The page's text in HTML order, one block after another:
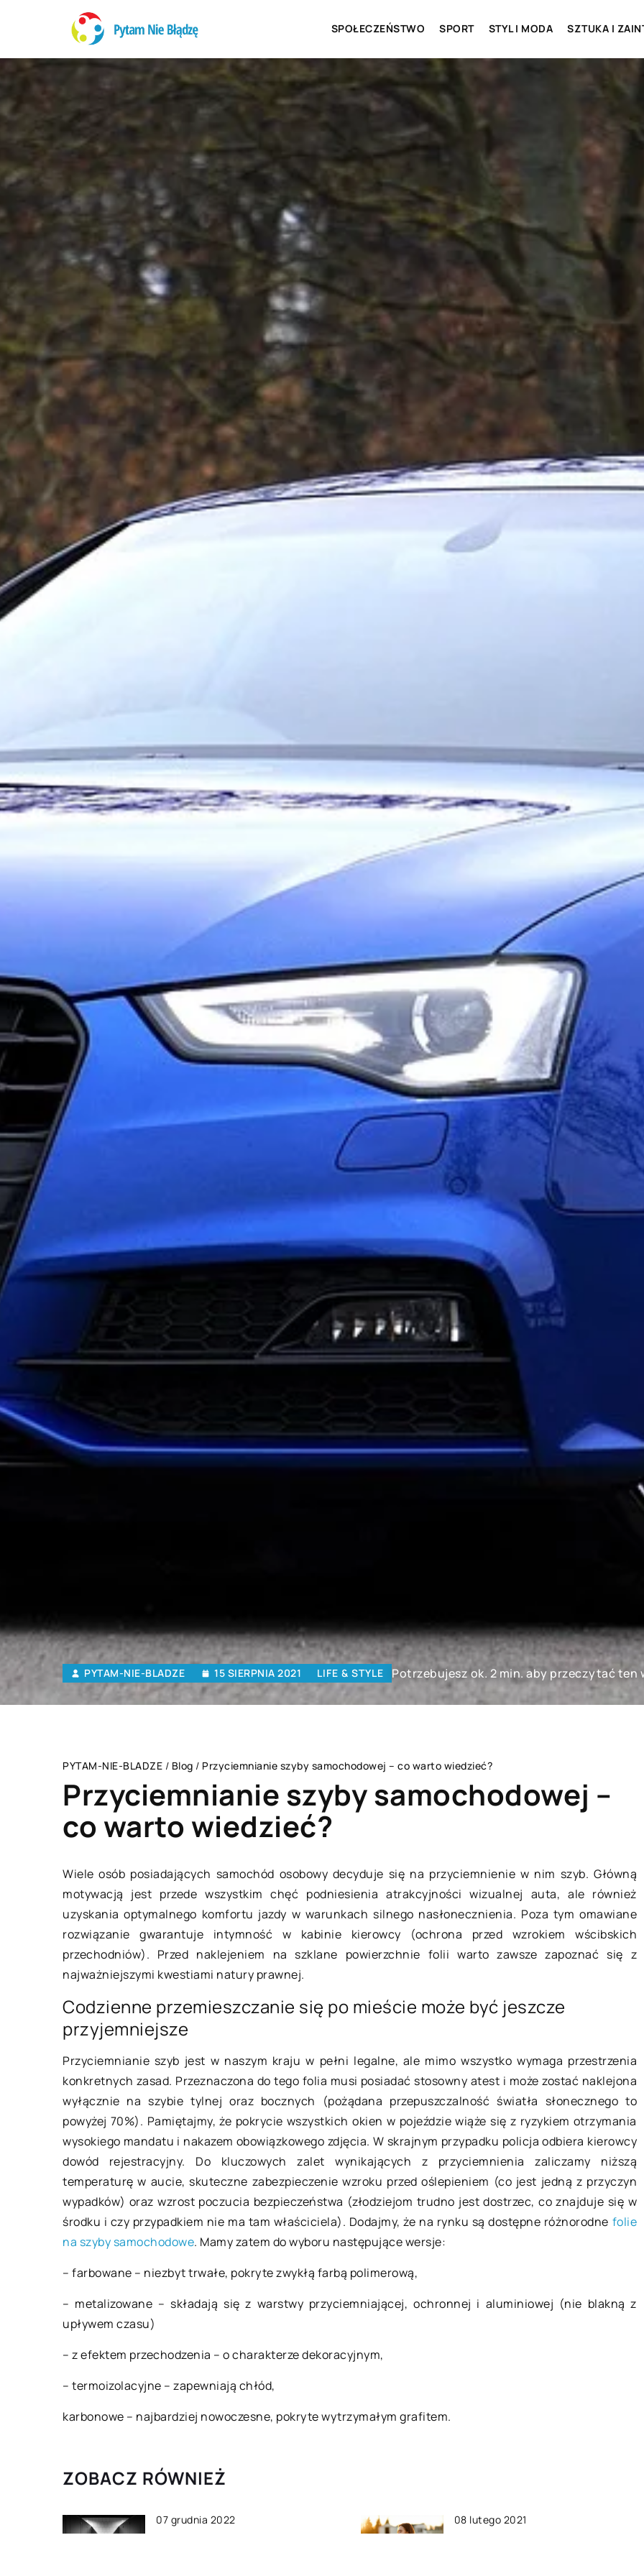
SPOŁECZEŃSTWO SPORT STYL I MODA SZTUKA I
PYTAM-NIE-BLADZE 15 SIERPNIA 2021 LIFE & STYLE Potrzebujesz ok. 2 min. aby przeczytać ten
PYTAM-NIE-BLADZE / Blog / Przyciemnianie szyby samochodowej – co warto wiedzieć?
Przyciemnianie szyby samochodowej –
co warto wiedzieć?
Wiele osób posiadających samochód osobowy decyduje się na przyciemnienie w nim szyb. Główną
motywacją jest przede wszystkim chęć podniesienia atrakcyjności wizualnej auta, ale również
uzyskania optymalnego komfortu jazdy w warunkach silnego nasłonecznienia. Poza tym omawiane
rozwiązanie gwarantuje intymność w kabinie kierowcy (ochrona przed wzrokiem wścibskich
przechodniów). Przed naklejeniem na szklane powierzchnie folii warto zawsze zapoznać się z
najważniejszymi kwestiami natury prawnej.
Codzienne przemieszczanie się po mieście może być jeszcze
przyjemniejsze
Przyciemnianie szyb jest w naszym kraju w pełni legalne, ale mimo wszystko wymaga przestrzenia
konkretnych zasad. Przeznaczona do tego folia musi posiadać stosowny atest i może zostać naklejona
wyłącznie na szybie tylnej oraz bocznych (pożądana przepuszczalność światła słonecznego to
powyżej 70%). Pamiętajmy, że pokrycie wszystkich okien w pojeździe wiąże się z ryzykiem otrzymania
wysokiego mandatu i nakazem obowiązkowego zdjęcia. W skrajnym przypadku policja odbiera kierowcy
dowód rejestracyjny. Do kluczowych zalet wynikających z przyciemnienia zaliczamy niższą
temperaturę w aucie, skuteczne zabezpieczenie wzroku przed oślepieniem (co jest jedną z przyczyn
wypadków) oraz wzrost poczucia bezpieczeństwa (złodziejom trudno jest dostrzec, co znajduje się w
środku i czy przypadkiem nie ma tam właściciela). Dodajmy, że na rynku są dostępne różnorodne folie
na szyby samochodowe. Mamy zatem do wyboru następujące wersje:
– farbowane – niezbyt trwałe, pokryte zwykłą farbą polimerową,
– metalizowane – składają się z warstwy przyciemniającej, ochronnej i aluminiowej (nie blakną z
upływem czasu)
– z efektem przechodzenia – o charakterze dekoracyjnym,
– termoizolacyjne – zapewniają chłód,
karbonowe – najbardziej nowoczesne, pokryte wytrzymałym grafitem.
ZOBACZ RÓWNIEŻ
07 grudnia 2022 08 lutego 2021
Jak zabezpieczyć obiekt przed
włamaniem?
W Polsce liczba włamań do różnych
obiektów stale wzrasta. Na rabunek
narażone są nie tylko budynki
handlowe, ale również prywatne. […]
Czego nie może zabraknąć w
firmowej toalecie?
Łazienka jest najważniejszym
pomieszczeniem w firmie. Jeśli klient
ma złe doświadczenia w toalecie, nie
wróci do Twojego biznesu. Czysta,
dobrze […]